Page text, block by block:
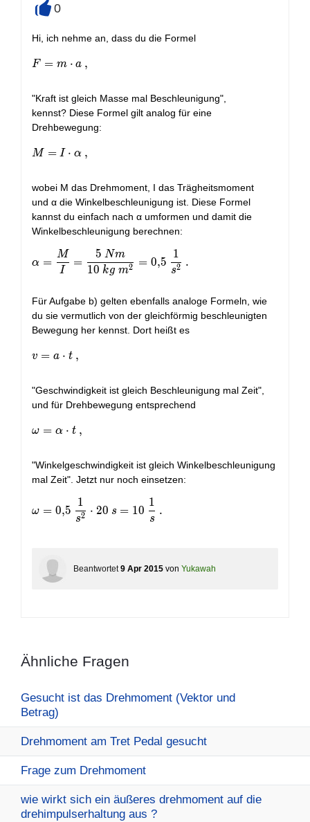
0
Hi, ich nehme an, dass du die Formel
F = m \cdot a \ ,
F = m ⋅ a ,
"Kraft ist gleich Masse mal Beschleunigung",
kennst? Diese Formel gilt analog für eine
Drehbewegung:
M = I \cdot \alpha \ ,
M = I ⋅ α ,
wobei M das Drehmoment, I das Trägheitsmoment
und α die Winkelbeschleunigung ist. Diese Formel
kannst du einfach nach α umformen und damit die
Winkelbeschleunigung berechnen:
\alpha = \frac{M}{I} = \frac{5 \ Nm}{10 \ kg \
α =
I
M
=
10 kg m2
5 Nm
= 0,5
s2
1
.
Für Aufgabe b) gelten ebenfalls analoge Formeln, wie
du sie vermutlich von der gleichförmig beschleunigten
Bewegung her kennst. Dort heißt es
v = a \cdot t \ ,
v = a ⋅ t ,
"Geschwindigkeit ist gleich Beschleunigung mal Zeit",
und für Drehbewegung entsprechend
\omega = \alpha \cdot t \ ,
ω = α ⋅ t ,
"Winkelgeschwindigkeit ist gleich Winkelbeschleunigung
mal Zeit". Jetzt nur noch einsetzen:
\omega = 0,5 \ \frac{1}{s^2} \cdot 20 \ s = 10 \
ω = 0,5
s2
1
⋅ 20 s = 10
s
1
.
Beantwortet 9 Apr 2015 von Yukawah
Ähnliche Fragen
Gesucht ist das Drehmoment (Vektor und
Betrag)
Drehmoment am Tret Pedal gesucht
Frage zum Drehmoment
wie wirkt sich ein äußeres drehmoment auf die
drehimpulserhaltung aus ?